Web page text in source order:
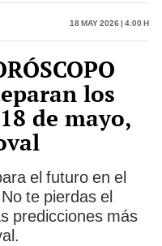
18 May 2026 | 4:00 h
los
de mayo,
el futuro en el
te pierdas el
predicciones más